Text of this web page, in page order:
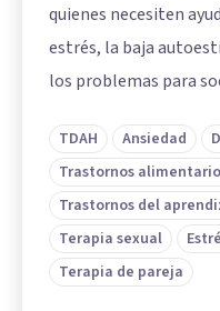
quienes necesiten
estrés, la baja
los problemas para
TDAH Ansiedad
Trastornos
Trastornos del
Terapia sexual
Terapia de pareja